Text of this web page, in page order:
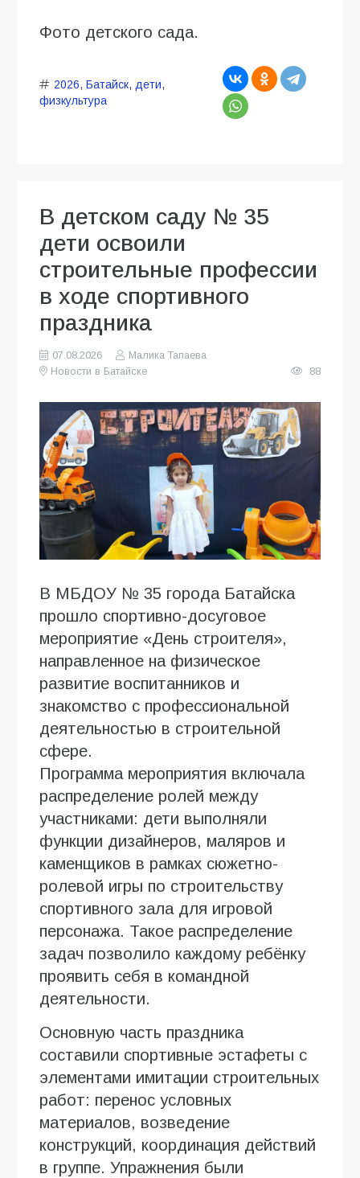
Фото детского сада.
2026, Батайск, дети,
физкультура
В детском саду № 35
дети освоили
строительные профессии
в ходе спортивного
праздника
07.08.2026
Малика Тапаева
Новости в Батайске
88
В МБДОУ № 35 города Батайска
прошло спортивно-досуговое
мероприятие «День строителя»,
направленное на физическое
развитие воспитанников и
знакомство с профессиональной
деятельностью в строительной
сфере.
Программа мероприятия включала
распределение ролей между
участниками: дети выполняли
функции дизайнеров, маляров и
каменщиков в рамках сюжетно-
ролевой игры по строительству
спортивного зала для игровой
персонажа. Такое распределение
задач позволило каждому ребёнку
проявить себя в командной
деятельности.
Основную часть праздника
составили спортивные эстафеты с
элементами имитации строительных
работ: перенос условных
материалов, возведение
конструкций, координация действий
в группе. Упражнения были